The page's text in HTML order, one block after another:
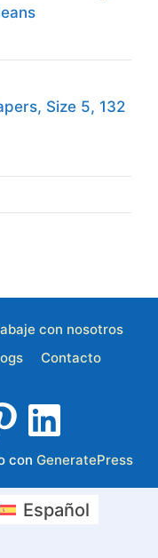
Size 5, 132
con nosotros
Contacto
con GeneratePress
Español